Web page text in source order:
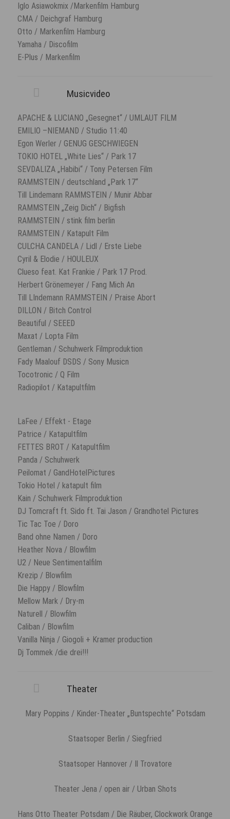
Iglo Asiawokmix /Markenfilm Hamburg
CMA / Deichgraf Hamburg
Otto / Markenfilm Hamburg
Yamaha / Discofilm
E-Plus / Markenfilm
Musicvideo
APACHE & LUCIANO „Gesegnet“ / UMLAUT FILM
EMILIO –NIEMAND / Studio 11:40
Egon Werler / GENUG GESCHWIEGEN
TOKIO HOTEL „White Lies“ / Park 17
SEVDALIZA „Habibi“ / Tony Petersen Film
RAMMSTEIN / deutschland „Park 17“
Till Lindemann RAMMSTEIN / Munir Abbar
RAMMSTEIN „Zeig Dich“ / Bigfish
RAMMSTEIN / stink film berlin
RAMMSTEIN / Katapult Film
CULCHA CANDELA / Lidl / Erste Liebe
Cyril & Elodie / HOULEUX
Clueso feat. Kat Frankie / Park 17 Prod.
Herbert Grönemeyer / Fang Mich An
Till LIndemann RAMMSTEIN / Praise Abort
DILLON / Bitch Control
Beautiful / SEEED
Maxat / Lopta Film
Gentleman / Schuhwerk Filmproduktion
Fady Maalouf DSDS / Sony Musicn
Tocotronic / Q Film
Radiopilot / Katapultfilm
LaFee / Effekt - Etage
Patrice / Katapultfilm
FETTES BROT / Katapultfilm
Panda / Schuhwerk
Peilomat / GandHotelPictures
Tokio Hotel / katapult film
Kain / Schuhwerk Filmproduktion
DJ Tomcraft ft. Sido ft. Tai Jason / Grandhotel Pictures
Tic Tac Toe / Doro
Band ohne Namen / Doro
Heather Nova / Blowfilm
U2 / Neue Sentimentalfilm
Krezip / Blowfilm
Die Happy / Blowfilm
Mellow Mark / Dry-m
Naturell / Blowfilm
Caliban / Blowfilm
Vanilla Ninja / Giogoli + Kramer production
Dj Tommek /die drei!!!
Theater
Mary Poppins / Kinder-Theater „Buntspechte“ Potsdam
Staatsoper Berlin / Siegfried
Staatsoper Hannover / Il Trovatore
Theater Jena / open air / Urban Shots
Hans Otto Theater Potsdam / Die Räuber, Clockwork Orange